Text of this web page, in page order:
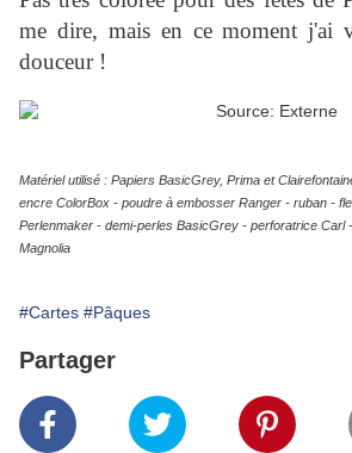
me dire, mais en ce moment j'ai
douceur !
Matériel utilisé : Papiers BasicGrey, Prima et
encre ColorBox - poudre à embosser Ranger - ruban -
Perlenmaker - demi-perles BasicGrey - perforatrice Carl
Magnolia
#Cartes #Pâques
Partager